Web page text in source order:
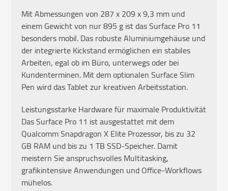
Mit Abmessungen von 287 x 209 x 9,3 mm und
einem Gewicht von nur 895 g ist das Surface Pro 11
besonders mobil. Das robuste Aluminiumgehäuse und
der integrierte Kickstand ermöglichen ein stabiles
Arbeiten, egal ob im Büro, unterwegs oder bei
Kundenterminen. Mit dem optionalen Surface Slim
Pen wird das Tablet zur kreativen Arbeitsstation.
Leistungsstarke Hardware für maximale Produktivität
Das Surface Pro 11 ist ausgestattet mit dem
Qualcomm Snapdragon X Elite Prozessor, bis zu 32
GB RAM und bis zu 1 TB SSD-Speicher. Damit
meistern Sie anspruchsvolles Multitasking,
grafikintensive Anwendungen und Office-Workflows
mühelos.